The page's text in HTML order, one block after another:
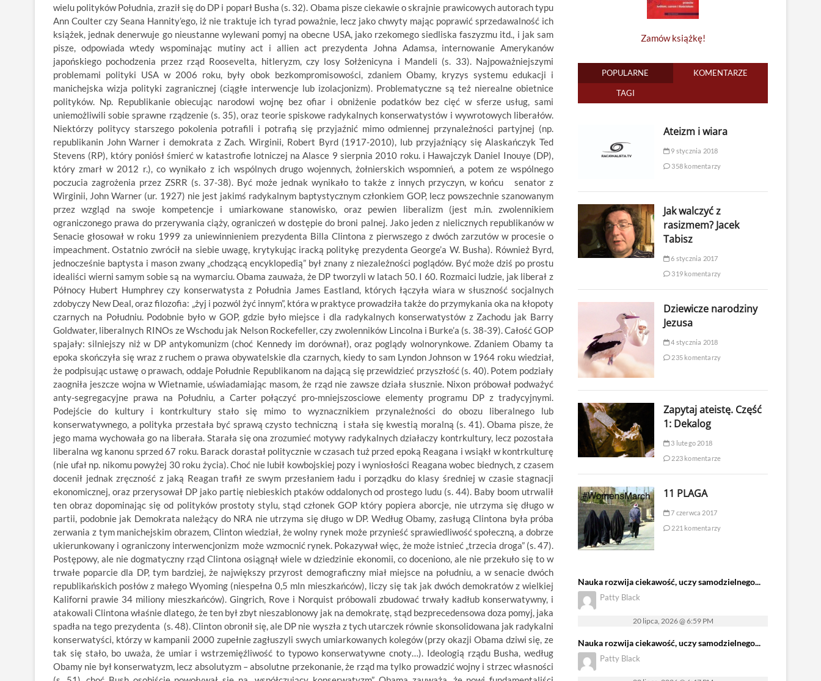
wielu polityków Południa, zraził się do DP i poparł Busha (s. 32). Obama pisze ciekawie o skrajnie prawicowych autorach typu
Ann Coulter czy Seana Hannity’ego, iż nie traktuje ich tyrad poważnie, lecz jako chwyty mając poprawić sprzedawalność ich
książek, jednak denerwuje go nieustanne wylewani pomyj na obecne USA, jako rzekomego siedliska faszyzmu itd., i jak sam
pisze, odpowiada wtedy wspominając mutiny act i allien act prezydenta Johna Adamsa, internowanie Amerykanów
japońskiego pochodzenia przez rząd Roosevelta, hitleryzm, czy losy Sołżenicyna i Mandeli (s. 33). Najpoważniejszymi
problemami polityki USA w 2006 roku, były obok bezkompromisowości, zdaniem Obamy, kryzys systemu edukacji i
manichejska wizja polityki zagranicznej (ciągłe interwencje lub izolacjonizm). Problematyczne są też nierealne obietnice
polityków. Np. Republikanie obiecując narodowi wojnę bez ofiar i obniżenie podatków bez cięć w sferze usług, sami
uniemożliwili sobie sprawne rządzenie (s. 35), oraz teorie spiskowe radykalnych konserwatystów i wywrotowych liberałów.
Niektórzy politycy starszego pokolenia potrafili i potrafią się przyjaźnić mimo odmiennej przynależności partyjnej (np.
republikanin John Warner i demokrata z Zach. Wirginii, Robert Byrd (1917-2010), lub przyjaźniący się Alaskańczyk Ted
Stevens (RP), który poniósł śmierć w katastrofie lotniczej na Alasce 9 sierpnia 2010 roku. i Hawajczyk Daniel Inouye (DP),
który zmarł w 2012 r.), co wynikało z ich wspólnych drugo wojennych, żołnierskich wspomnień, a potem ze wspólnego
poczucia zagrożenia przez ZSRR (s. 37-38). Być może jednak wynikało to także z innych przyczyn, w końcu senator z
Wirginii, John Warner (ur. 1927) nie jest jakimś radykalnym baptystycznym członkiem GOP, lecz powszechnie szanowanym
przez wzgląd na swoje kompetencje i umiarkowane stanowisko, oraz pewien liberalizm (jest m.in. zwolennikiem
ograniczonego prawa do przerywania ciąży, ograniczeń w dostępie do broni palnej. Jako jeden z nielicznych republikanów w
Senacie głosował w roku 1999 za uniewinnieniem prezydenta Billa Clintona z pierwszego z dwóch zarzutów w procesie o
impeachment. Ostatnio zwrócił na siebie uwagę, krytykując iracką politykę prezydenta George’a W. Busha). Również Byrd,
jednocześnie baptysta i mason zwany „chodzącą encyklopedią” był znany z niezależności poglądów. Być może dziś po prostu
idealiści wierni samym sobie są na wymarciu. Obama zauważa, że DP tworzyli w latach 50. I 60. Rozmaici ludzie, jak liberał z
Północy Hubert Humphrey czy konserwatysta z Południa James Eastland, których łączyła wiara w słuszność socjalnych
zdobyczy New Deal, oraz filozofia: „żyj i pozwól żyć innym”, która w praktyce prowadziła także do przymykania oka na kłopoty
czarnych na Południu. Podobnie było w GOP, gdzie było miejsce i dla radykalnych konserwatystów z Zachodu jak Barry
Goldwater, liberalnych RINOs ze Wschodu jak Nelson Rockefeller, czy zwolenników Lincolna i Burke’a (s. 38-39). Całość GOP
spajały: silniejszy niż w DP antykomunizm (choć Kennedy im dorównał), oraz poglądy wolnorynkowe. Zdaniem Obamy ta
epoka skończyła się wraz z ruchem o prawa obywatelskie dla czarnych, kiedy to sam Lyndon Johnson w 1964 roku wiedział,
że podpisując ustawę o prawach, oddaje Południe Republikanom na dającą się przewidzieć przyszłość (s. 40). Potem podziały
zaogniła jeszcze wojna w Wietnamie, uświadamiając masom, że rząd nie zawsze działa słusznie. Nixon próbował podważyć
anty-segregacyjne prawa na Południu, a Carter połączyć pro-mniejszosciowe elementy programu DP z tradycyjnymi.
Podejście do kultury i kontrkultury stało się mimo to wyznacznikiem przynależności do obozu liberalnego lub
konserwatywnego, a polityka przestała być sprawą czysto techniczną i stała się kwestią moralną (s. 41). Obama pisze, że
jego mama wychowała go na liberała. Starała się ona zrozumieć motywy radykalnych działaczy kontrkultury, lecz pozostała
liberalna wg kanonu sprzed 67 roku. Barack dorastał politycznie w czasach tuż przed epoką Reagana i wsiąkł w kontrkulturę
(nie ufał np. nikomu powyżej 30 roku życia). Choć nie lubił kowbojskiej pozy i wyniosłości Reagana wobec biednych, z czasem
docenił jednak zręczność z jaką Reagan trafił ze swym przesłaniem ładu i porządku do klasy średniej w czasie stagnacji
ekonomicznej, oraz przerysował DP jako partię niebieskich ptaków oddalonych od prostego ludu (s. 44). Baby boom utrwalił
ten obraz dopominając się od polityków prostoty stylu, stąd członek GOP który popiera aborcje, nie utrzyma się długo w
partii, podobnie jak Demokrata należący do NRA nie utrzyma się długo w DP. Według Obamy, zasługą Clintona była próba
zerwania z tym manichejskim obrazem, Clinton wiedział, że wolny rynek może przynieść sprawiedliwość społeczną, a dobrze
ukierunkowany i ograniczony interwencjonizm może wzmocnić rynek. Pokazywał więc, że może istnieć „trzecia droga” (s. 47).
Postępowy, ale nie dogmatyczny rząd Clintona osiągnął wiele w dziedzinie ekonomii, co doceniono, ale nie przekuło się to w
trwałe poparcie dla DP, tym bardziej, że największy przyrost demograficzny miał miejsce na południu, a w senacie dwóch
republikańskich posłów z małego Wyoming (niespełna 0,5 mln mieszkańców), liczy się tak jak dwóch demokratów z wielkiej
Kaliforni prawie 34 miliony mieszkańców). Gingrich, Rove i Norquist próbowali zbudować trwały kadłub konserwatywny, i
atakowali Clintona właśnie dlatego, że ten był zbyt nieszablonowy jak na demokratę, stąd bezprecedensowa doza pomyj, jaka
spadła na tego prezydenta (s. 48). Clinton obronił się, ale DP nie wyszła z tych utarczek równie skonsolidowana jak radykalni
konserwatyści, którzy w kampanii 2000 zupełnie zagłuszyli swych umiarkowanych kolegów (przy okazji Obama dziwi się, ze
tak się stało, bo uważa, że umiar i wstrzemięźliwość to typowo konserwatywne cnoty…). Ideologią rządu Busha, według
Obamy nie był konserwatyzm, lecz absolutyzm – absolutne przekonanie, że rząd ma tylko prowadzić wojny i strzec własności
Zamów książkę!
POPULARNE KOMENTARZE
TAGI
Ateizm i wiara
9 stycznia 2018
358 komentarzy
Jak walczyć z
rasizmem? Jacek
Tabisz
6 stycznia 2017
319 komentarzy
Dziewicze narodziny
Jezusa
4 stycznia 2018
235 komentarzy
Zapytaj ateistę. Część
1: Dekalog
3 lutego 2018
223 komentarze
11 PLAGA
7 czerwca 2017
221 komentarzy
Nauka rozwija ciekawość, uczy samodzielnego...
Patty Black
20 lipca, 2026 @ 6:59 PM
Nauka rozwija ciekawość, uczy samodzielnego...
Patty Black